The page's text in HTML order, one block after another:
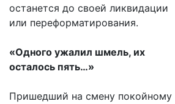
останется до своей ликвидации
или переформатирования.
«Одного ужалил шмель, их
осталось пять…»
Пришедший на смену покойному